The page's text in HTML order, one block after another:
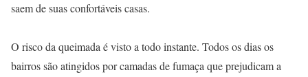
saem de suas confortáveis casas.
O risco da queimada é visto a todo instante. Todos os dias os
bairros são atingidos por camadas de fumaça que prejudicam a